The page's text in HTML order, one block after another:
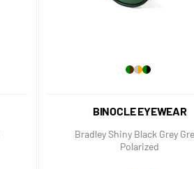
BINOCLE EYEWEAR
Bradley Shiny Black Grey
Polarized